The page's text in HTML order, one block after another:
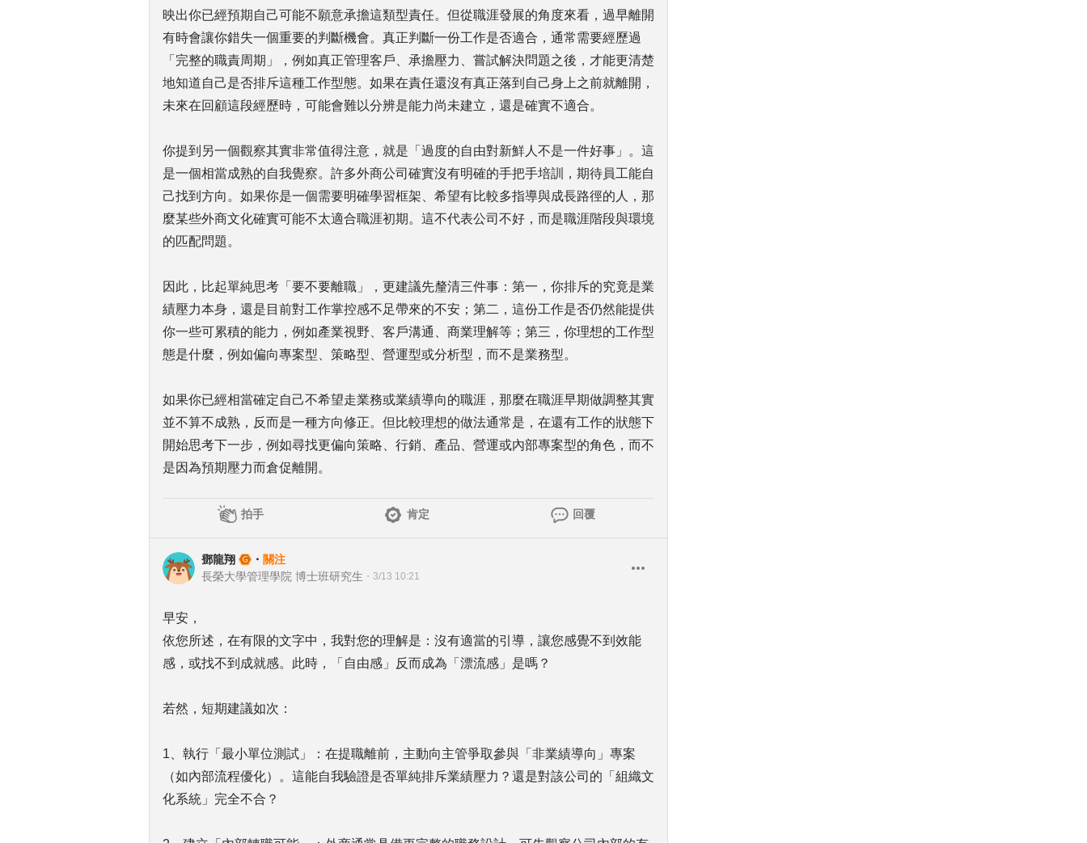
映出你已經預期自己可能不願意承擔這類型責任。但從職涯發展的角度來看，過早離開
有時會讓你錯失一個重要的判斷機會。真正判斷一份工作是否適合，通常需要經歷過
「完整的職責周期」，例如真正管理客戶、承擔壓力、嘗試解決問題之後，才能更清楚
地知道自己是否排斥這種工作型態。如果在責任還沒有真正落到自己身上之前就離開，
未來在回顧這段經歷時，可能會難以分辨是能力尚未建立，還是確實不適合。
你提到另一個觀察其實非常值得注意，就是「過度的自由對新鮮人不是一件好事」。這
是一個相當成熟的自我覺察。許多外商公司確實沒有明確的手把手培訓，期待員工能自
己找到方向。如果你是一個需要明確學習框架、希望有比較多指導與成長路徑的人，那
麼某些外商文化確實可能不太適合職涯初期。這不代表公司不好，而是職涯階段與環境
的匹配問題。
因此，比起單純思考「要不要離職」，更建議先釐清三件事：第一，你排斥的究竟是業
績壓力本身，還是目前對工作掌控感不足帶來的不安；第二，這份工作是否仍然能提供
你一些可累積的能力，例如產業視野、客戶溝通、商業理解等；第三，你理想的工作型
態是什麼，例如偏向專案型、策略型、營運型或分析型，而不是業務型。
如果你已經相當確定自己不希望走業務或業績導向的職涯，那麼在職涯早期做調整其實
並不算不成熟，反而是一種方向修正。但比較理想的做法通常是，在還有工作的狀態下
開始思考下一步，例如尋找更偏向策略、行銷、產品、營運或內部專案型的角色，而不
是因為預期壓力而倉促離開。
拍手 肯定 回覆
鄧龍翔 ・ 關注
長榮大學管理學院 博士班研究生 ・ 3/13 10:21
早安，
依您所述，在有限的文字中，我對您的理解是：沒有適當的引導，讓您感覺不到效能
感，或找不到成就感。此時，「自由感」反而成為「漂流感」是嗎？
若然，短期建議如次：
1、執行「最小單位測試」：在提職離前，主動向主管爭取參與「非業績導向」專案
（如內部流程優化）。這能自我驗證是否單純排斥業績壓力？還是對該公司的「組織文
化系統」完全不合？